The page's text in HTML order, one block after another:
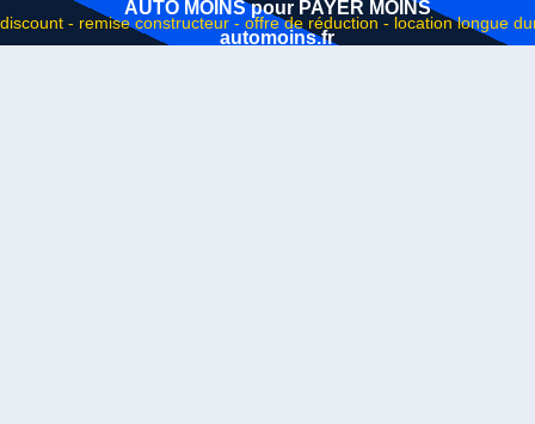
AUTO MOINS pour PAYER MOINS
automoins.fr